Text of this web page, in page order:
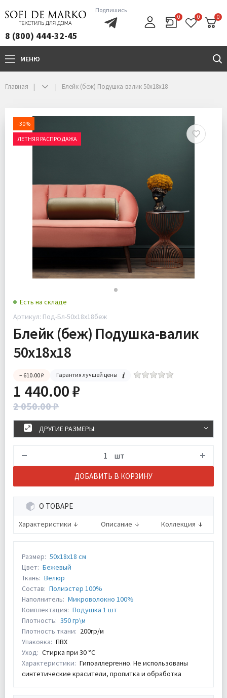
8 (800) 444-32-45
Подпишись
0 0 0
МЕНЮ
Главная Блейк (беж) Подушка-валик 50х18х18
-30%
ЛЕТНЯЯ РАСПРОДАЖА
Есть на складе
Артикул: Под-Бл-50х18х18беж
Блейк (беж) Подушка-валик
50х18х18
– 610.00 ₽ Гарантия лучшей цены
1 440.00 ₽
2 050.00 ₽
ДРУГИЕ РАЗМЕРЫ:
шт
ДОБАВИТЬ В КОРЗИНУ
О ТОВАРЕ
Характеристики Описание Коллекция
Размер: 50х18х18 см
Цвет: Бежевый
Ткань: Велюр
Состав: Полиэстер 100%
Наполнитель: Микроволокно 100%
Комплектация: Подушка 1 шт
Плотность: 350 гр\м
Плотность ткани: 200гр/м
Упаковка: ПВХ
Уход: Стирка при 30 °С
Характеристики: Гипоаллергенно. Не использованы
синтетические красители, пропитка и обработка